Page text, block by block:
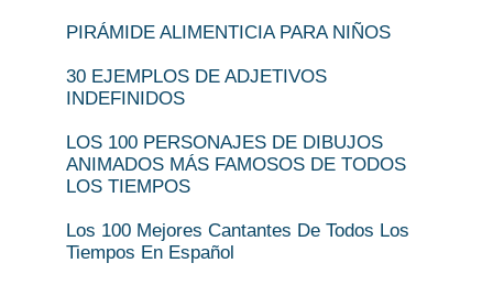
PIRÁMIDE ALIMENTICIA PARA NIÑOS
30 EJEMPLOS DE ADJETIVOS
INDEFINIDOS
LOS 100 PERSONAJES DE DIBUJOS
ANIMADOS MÁS FAMOSOS DE TODOS
LOS TIEMPOS
Los 100 Mejores Cantantes De Todos Los
Tiempos En Español